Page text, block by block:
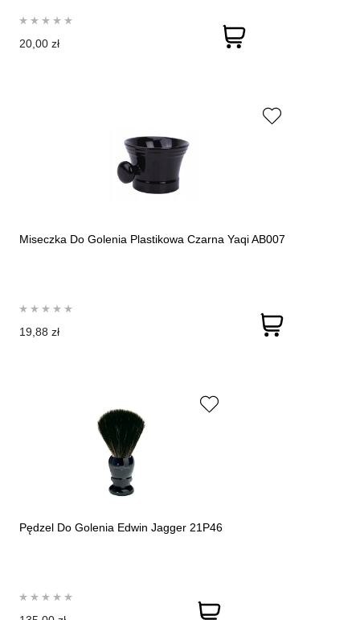
20,00 zł
Miseczka Do Golenia Plastikowa Czarna Yaqi AB007
19,88 zł
Pędzel Do Golenia Edwin Jagger 21P46